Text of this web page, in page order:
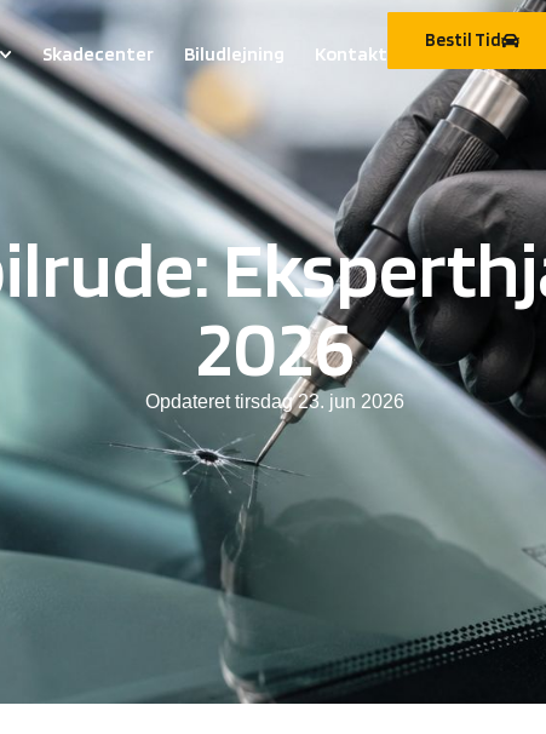
Skadecenter Biludlejning Kontakt
Bestil Tid
2026
Opdateret tirsdag 23. jun 2026